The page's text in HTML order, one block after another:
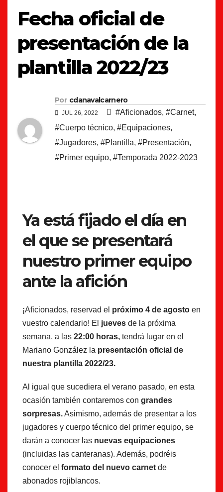
Fecha oficial de
presentación de la
plantilla 2022/23
Por cdanavalcarnero
JUL 26, 2022 #Aficionados, #Carnet,
#Cuerpo técnico, #Equipaciones,
#Jugadores, #Plantilla, #Presentación,
#Primer equipo, #Temporada 2022-2023
Ya está fijado el día en
el que se presentará
nuestro primer equipo
ante la afición
¡Aficionados, reservad el próximo 4 de agosto en
vuestro calendario! El jueves de la próxima
semana, a las 22:00 horas, tendrá lugar en el
Mariano González la presentación oficial de
nuestra plantilla 2022/23.
Al igual que sucediera el verano pasado, en esta
ocasión también contaremos con grandes
sorpresas.Asimismo, además de presentar a los
jugadores y cuerpo técnico del primer equipo, se
darán a conocer las nuevas equipaciones
(incluidas las canteranas). Además, podréis
conocer el formato del nuevo carnet de
abonados rojiblancos.